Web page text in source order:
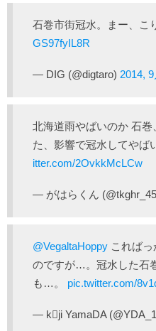
石巻市街冠水。まー、こ
GS97fyIL8R
— DIG (@digtaro) 2014,
北海道雨やばいのか 石
た、影響で冠水してやば
itter.com/2OvkkMcLCw
— がはらくん
@VegaltaHoppy これば
のですが…。冠水した石
も…。 pic.twitter.com/
— kji YamaDA